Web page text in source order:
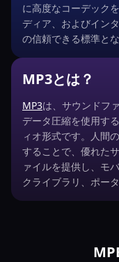
に高度なコーデック
ディア、およびイン
の信頼できる標準と
MP3とは？
MP3は、サウンドフ
データ圧縮を使用す
ィオ形式です。人間
することで、優れた
ァイルを提供し、モ
クライブラリ、ポー